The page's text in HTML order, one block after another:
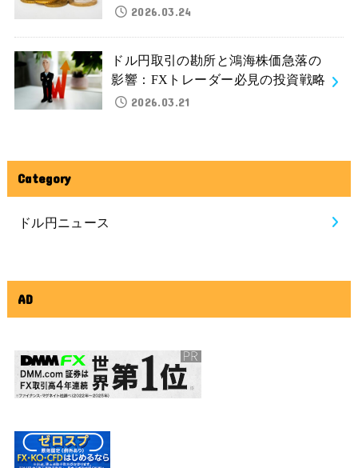
2026.03.24
ドル円取引の勘所と鴻海株価急落の
影響：FXトレーダー必見の投資戦略
2026.03.21
Category
ドル円ニュース
AD